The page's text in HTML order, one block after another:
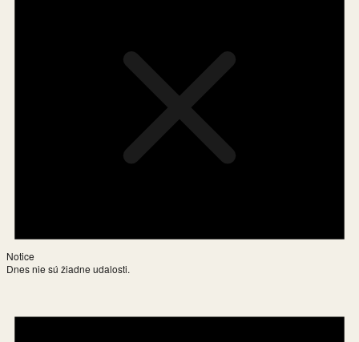
Notice
Dnes nie sú žiadne udalosti.